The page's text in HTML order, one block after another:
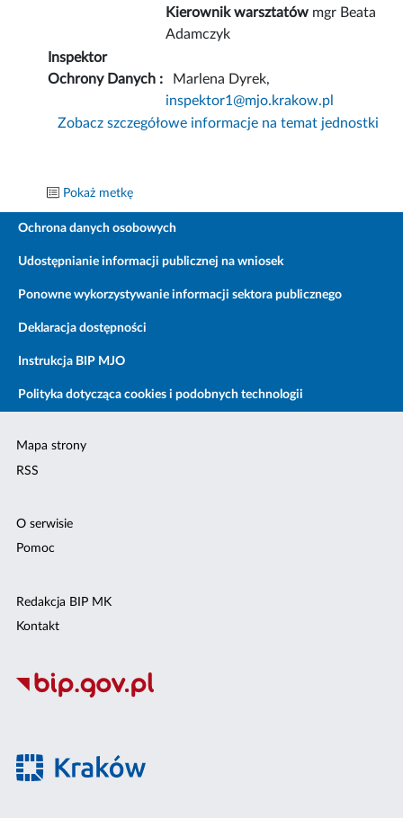
Kierownik warsztatów mgr Beata
Adamczyk
Inspektor
Ochrony Danych :
Marlena Dyrek,
inspektor1@mjo.krakow.pl
Zobacz szczegółowe informacje na temat jednostki
Pokaż metkę
Ochrona danych osobowych
Udostępnianie informacji publicznej na wniosek
Ponowne wykorzystywanie informacji sektora publicznego
Deklaracja dostępności
Instrukcja BIP MJO
Polityka dotycząca cookies i podobnych technologii
Mapa strony
RSS
O serwisie
Pomoc
Redakcja BIP MK
Kontakt